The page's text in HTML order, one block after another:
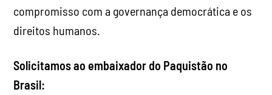
compromisso com a governança democrática e os
direitos humanos.
Solicitamos ao embaixador do Paquistão no
Brasil: